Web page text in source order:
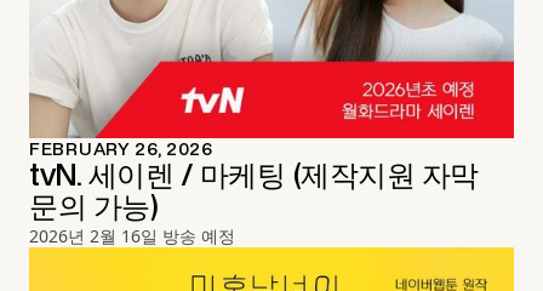
FEBRUARY 26, 2026
tvN. 세이렌 / 마케팅 (제작지원 자막
문의 가능)
2026년 2월 16일 방송 예정